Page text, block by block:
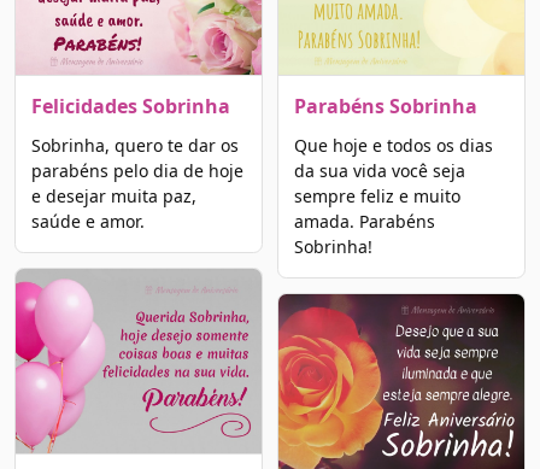
Felicidades Sobrinha
Sobrinha, quero te dar os
parabéns pelo dia de hoje
e desejar muita paz,
saúde e amor.
Parabéns Sobrinha
Que hoje e todos os dias
da sua vida você seja
sempre feliz e muito
amada. Parabéns
Sobrinha!